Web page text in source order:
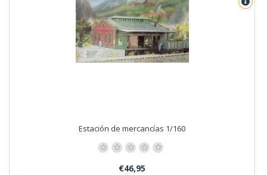
Estación de mercancías 1/160
€46,95